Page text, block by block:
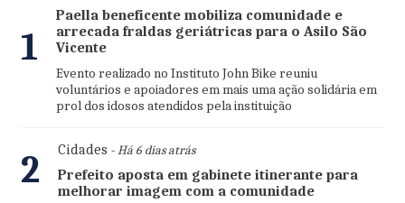
1
Paella beneficente mobiliza comunidade e
arrecada fraldas geriátricas para o Asilo São
Vicente
Evento realizado no Instituto John Bike reuniu
voluntários e apoiadores em mais uma ação solidária em
prol dos idosos atendidos pela instituição
2 Cidades - Há 6 dias atrás
Prefeito aposta em gabinete itinerante para
melhorar imagem com a comunidade